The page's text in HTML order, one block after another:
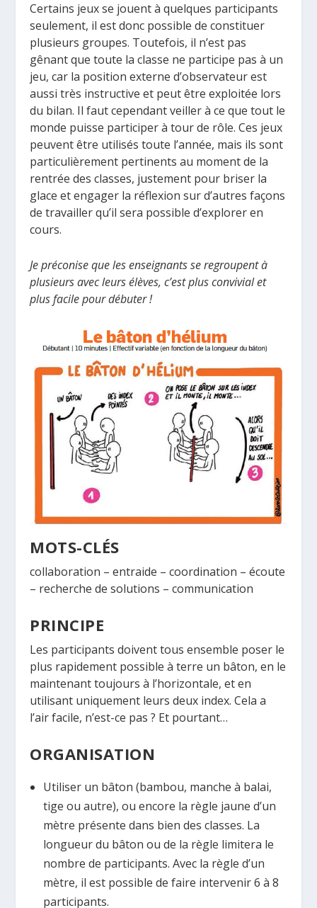
Certains jeux se jouent à quelques participants
seulement, il est donc possible de constituer
plusieurs groupes. Toutefois, il n’est pas
gênant que toute la classe ne participe pas à un
jeu, car la position externe d’observateur est
aussi très instructive et peut être exploitée lors
du bilan. Il faut cependant veiller à ce que tout le
monde puisse participer à tour de rôle. Ces jeux
peuvent être utilisés toute l’année, mais ils sont
particulièrement pertinents au moment de la
rentrée des classes, justement pour briser la
glace et engager la réflexion sur d’autres façons
de travailler qu’il sera possible d’explorer en
cours.
Je préconise que les enseignants se regroupent à
plusieurs avec leurs élèves, c’est plus convivial et
plus facile pour débuter !
MOTS-CLÉS
collaboration – entraide – coordination – écoute
– recherche de solutions – communication
PRINCIPE
Les participants doivent tous ensemble poser le
plus rapidement possible à terre un bâton, en le
maintenant toujours à l’horizontale, et en
utilisant uniquement leurs deux index. Cela a
l’air facile, n’est-ce pas ? Et pourtant…
ORGANISATION
Utiliser un bâton (bambou, manche à balai,
tige ou autre), ou encore la règle jaune d’un
mètre présente dans bien des classes. La
longueur du bâton ou de la règle limitera le
nombre de participants. Avec la règle d’un
mètre, il est possible de faire intervenir 6 à 8
participants.